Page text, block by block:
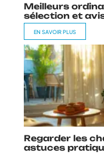
Meilleurs
sélection et
EN SAVOIR PLUS
Regarder les
astuces